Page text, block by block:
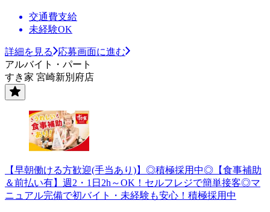
交通費支給
未経験OK
詳細を見る
応募画面に進む
アルバイト・パート
すき家 宮崎新別府店
【早朝働ける方歓迎(手当あり)】◎積極採用中◎【食事補助
＆前払い有】週2・1日2h～OK！セルフレジで簡単接客◎マ
ニュアル完備で初バイト・未経験も安心！積極採用中